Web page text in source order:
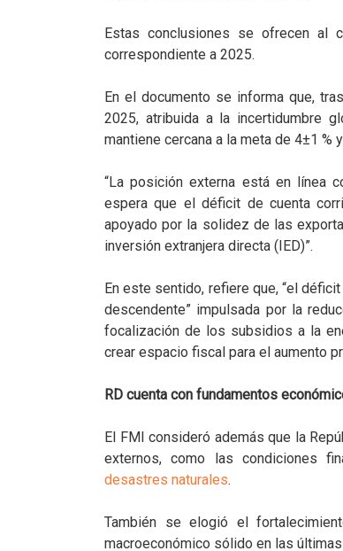
Estas conclusiones se ofrecen al
correspondiente a 2025.
En el documento se informa que,
2025, atribuida a la incertidumbre
mantiene cercana a la meta de 4±1 %
“La posición externa está en línea
espera que el déficit de cuenta
apoyado por la solidez de las
inversión extranjera directa (IED)”.
En este sentido, refiere que, “el
descendente” impulsada por la
focalización de los subsidios a la
crear espacio fiscal para el aumento
RD cuenta con fundamentos
El FMI consideró además que la
externos, como las condiciones
desastres naturales.
También se elogió el
macroeconómico sólido en las